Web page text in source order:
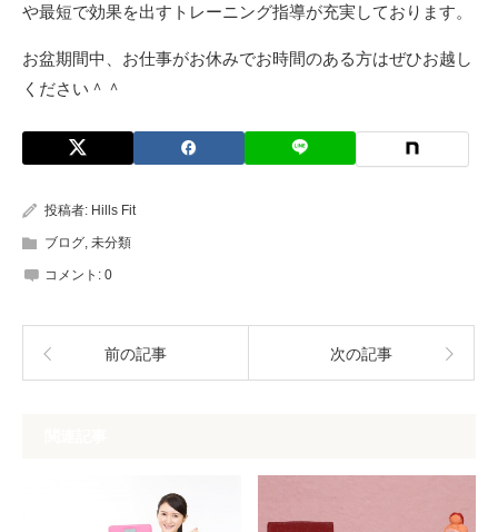
や最短で効果を出すトレーニング指導が充実しております。
お盆期間中、お仕事がお休みでお時間のある方はぜひお越し
ください＾＾
投稿者: Hills Fit
ブログ 未分類
コメント: 0
前の記事 次の記事